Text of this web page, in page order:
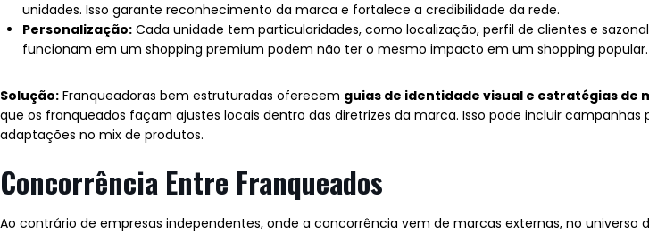
unidades. Isso garante reconhecimento da marca e fortalece a credibilidade da rede.
Personalização: Cada unidade tem particularidades, como localização, perfil de clientes e
funcionam em um shopping premium podem não ter o mesmo impacto em um shopping popular.
Solução: Franqueadoras bem estruturadas oferecem guias de identidade visual e estratégias de
que os franqueados façam ajustes locais dentro das diretrizes da marca. Isso pode incluir campanhas
adaptações no mix de produtos.
Concorrência Entre Franqueados
Ao contrário de empresas independentes, onde a concorrência vem de marcas externas, no universo